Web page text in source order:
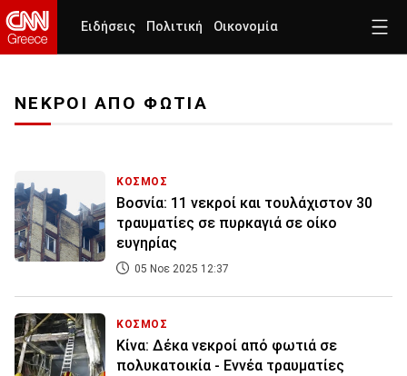
Ειδήσεις Πολιτική Οικονομία
ΝΕΚΡΟΙ ΑΠΟ ΦΩΤΙΑ
ΚΟΣΜΟΣ
Βοσνία: 11 νεκροί και τουλάχιστον 30
τραυματίες σε πυρκαγιά σε οίκο
ευγηρίας
05 Νοε 2025 12:37
ΚΟΣΜΟΣ
Κίνα: Δέκα νεκροί από φωτιά σε
πολυκατοικία - Εννέα τραυματίες